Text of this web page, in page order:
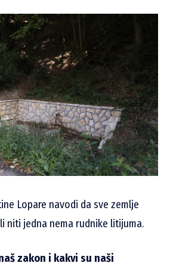
Lopare navodi da sve zemlje
niti jedna nema rudnike litijuma.
zakon i kakvi su naši